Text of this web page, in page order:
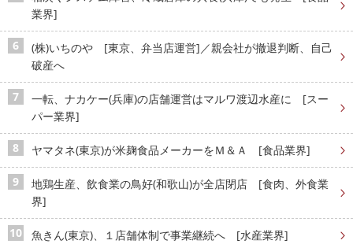
業界]
(株)いちのや [東京、弁当店運営]／親会社が撤退判断、自己
破産へ
一転、ナカケー(兵庫)の店舗運営はマルワ渡辺水産に [スー
パー業界]
ヤマタネ(東京)が米麹食品メーカーをＭ＆Ａ [食品業界]
地鶏生産、飲食業の鳥好(和歌山)が全店閉店 [食肉、外食業
界]
魚きん(東京)、１店舗体制で事業継続へ [水産業界]